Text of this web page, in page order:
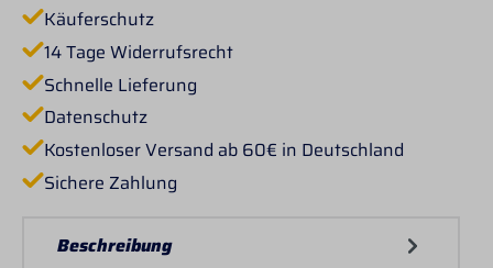
Käuferschutz
14 Tage Widerrufsrecht
Schnelle Lieferung
Datenschutz
Kostenloser Versand ab 60€ in Deutschland
Sichere Zahlung
Beschreibung